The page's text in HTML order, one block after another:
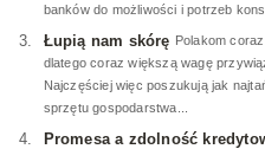
banków do możliwości i potrzeb
Łupią nam skórę Polakom
dlatego coraz większą wagę
Najczęściej więc poszukują jak
sprzętu gospodarstwa...
Promesa a zdolność